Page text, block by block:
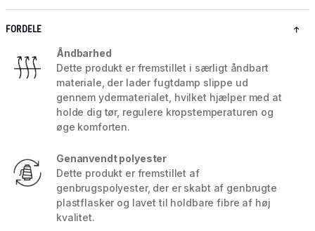
FORDELE
Åndbarhed
Dette produkt er fremstillet i særligt åndbart
materiale, der lader fugtdamp slippe ud
gennem ydermaterialet, hvilket hjælper med at
holde dig tør, regulere kropstemperaturen og
øge komforten.
Genanvendt polyester
Dette produkt er fremstillet af
genbrugspolyester, der er skabt af genbrugte
plastflasker og lavet til holdbare fibre af høj
kvalitet.